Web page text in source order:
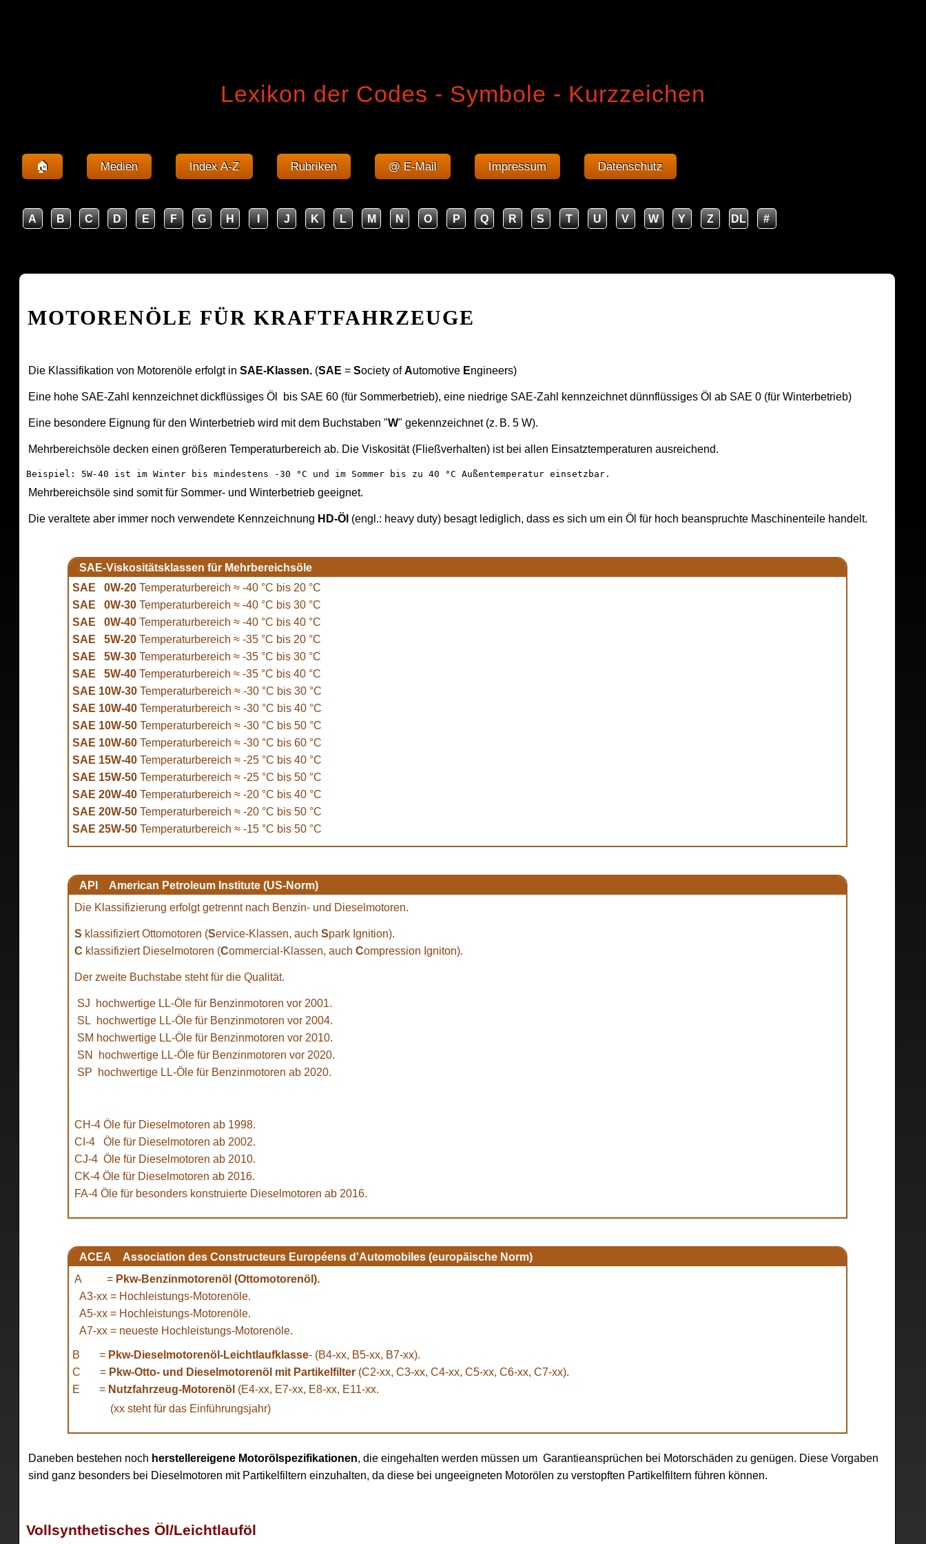
Lexikon der Codes - Symbole - Kurzzeichen
🏠 Medien Index A-Z Rubriken @ E-Mail Impressum Datenschutz
A B C D E F G H I J K L M N O P Q R S T U V W Y Z DL #
MOTORENÖLE FÜR KRAFTFAHRZEUGE
Die Klassifikation von Motorenöle erfolgt in SAE-Klassen. (SAE = Society ofAutomotive Engineers)
Eine hohe SAE-Zahl kennzeichnet dickflüssiges Öl bis SAE 60 (für Sommerbetrieb), eine niedrige SAE-Zahl kennzeichnet dünnflüssiges Öl ab SAE 0 (für Winterbetrieb)
Eine besondere Eignung für den Winterbetrieb wird mit dem Buchstaben "W" gekennzeichnet (z. B. 5 W).
Mehrbereichsöle decken einen größeren Temperaturbereich ab. Die Viskosität (Fließverhalten) ist bei allen Einsatztemperaturen ausreichend.
Beispiel: 5W-40 ist im Winter bis mindestens ‑30 °C und im Sommer bis zu 40 °C Außentemperatur einsetzbar.
Mehrbereichsöle sind somit für Sommer- und Winterbetrieb geeignet.
Die veraltete aber immer noch verwendete Kennzeichnung HD-Öl (engl.: heavy duty) besagt lediglich, dass es sich um ein Öl für hoch beanspruchte Maschinenteile handelt.
SAE-Viskositätsklassen für Mehrbereichsöle
SAE 0W-20Temperaturbereich ≈ -40 °C bis 20 °C
SAE 0W-30Temperaturbereich ≈ -40 °C bis 30 °C
SAE 0W-40Temperaturbereich ≈ -40 °C bis 40 °C
SAE 5W-20Temperaturbereich ≈ -35 °C bis 20 °C
SAE 5W-30Temperaturbereich ≈ -35 °C bis 30 °C
SAE 5W-40Temperaturbereich ≈ -35 °C bis 40 °C
SAE 10W-30Temperaturbereich ≈ -30 °C bis 30 °C
SAE 10W-40Temperaturbereich ≈ -30 °C bis 40 °C
SAE 10W-50Temperaturbereich ≈ -30 °C bis 50 °C
SAE 10W-60Temperaturbereich ≈ -30 °C bis 60 °C
SAE 15W-40Temperaturbereich ≈ -25 °C bis 40 °C
SAE 15W-50Temperaturbereich ≈ -25 °C bis 50 °C
SAE 20W-40Temperaturbereich ≈ -20 °C bis 40 °C
SAE 20W-50Temperaturbereich ≈ -20 °C bis 50 °C
SAE 25W-50Temperaturbereich ≈ -15 °C bis 50 °C
API American Petroleum Institute (US-Norm)
Die Klassifizierung erfolgt getrennt nach Benzin- und Dieselmotoren.
S klassifiziert Ottomotoren (Service-Klassen, auch Spark Ignition).
C klassifiziert Dieselmotoren (Commercial-Klassen, auch Compression Igniton).
Der zweite Buchstabe steht für die Qualität.
SJ hochwertige LL-Öle für Benzinmotoren vor 2001.
SL hochwertige LL-Öle für Benzinmotoren vor 2004.
SM hochwertige LL-Öle für Benzinmotoren vor 2010.
SN hochwertige LL-Öle für Benzinmotoren vor 2020.
SP hochwertige LL-Öle für Benzinmotoren ab 2020.
CH-4 Öle für Dieselmotoren ab 1998.
CI-4 Öle für Dieselmotoren ab 2002.
CJ-4 Öle für Dieselmotoren ab 2010.
CK-4 Öle für Dieselmotoren ab 2016.
FA-4 Öle für besonders konstruierte Dieselmotoren ab 2016.
ACEA Association des Constructeurs Européens d'Automobiles (europäische Norm)
A = Pkw-Benzinmotorenöl (Ottomotorenöl).
A3-xx = Hochleistungs-Motorenöle.
A5-xx = Hochleistungs-Motorenöle.
A7-xx = neueste Hochleistungs-Motorenöle.
B = Pkw-Dieselmotorenöl-Leichtlaufklasse- (B4-xx, B5-xx, B7-xx).
C = Pkw-Otto- und Dieselmotorenöl mit Partikelfilter (C2-xx, C3-xx, C4-xx, C5-xx, C6-xx, C7-xx).
E = Nutzfahrzeug-Motorenöl (E4-xx, E7-xx, E8-xx, E11-xx.
(xx steht für das Einführungsjahr)
Daneben bestehen noch herstellereigene Motorölspezifikationen, die eingehalten werden müssen um Garantieansprüchen bei Motorschäden zu genügen. Diese Vorgaben
sind ganz besonders bei Dieselmotoren mit Partikelfiltern einzuhalten, da diese bei ungeeigneten Motorölen zu verstopften Partikelfiltern führen können.
Vollsynthetisches Öl/Leichtlauföl